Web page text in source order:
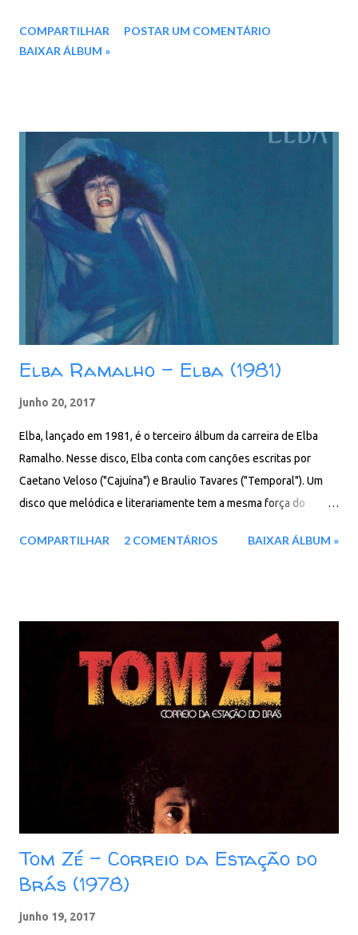
Jorge Mautner, Antonio Risério, Abel Silva, Fausto Nilo,
08. Chão Da Praça 09. Feito Muhammad Ali 10. Choro Pequenino
11. E Assim Pintou Moçambique Baixar: 80 MB - MP3 - 320 Kbps -
REMASTERIZADO pCloud - Google Drive - Box - MEGA
COMPARTILHAR
POSTAR UM COMENTÁRIO
BAIXAR ÁLBUM »
Elba Ramalho - Elba (1981)
junho 20, 2017
Elba, lançado em 1981, é o terceiro álbum da carreira de Elba
Ramalho. Nesse disco, Elba conta com canções escritas por
Caetano Veloso ("Cajuína") e Braulio Tavares ("Temporal"). Um
disco que melódica e literariamente tem a mesma força do
e mais romântico. Mais ao encontro daquilo que ela própria
02. Amanhã eu vou 03. Dono dos teus olhos 04. Oitava 05. O
pedido 06. Lua viva 07. Aquarela nordestina 08. Vem (Ser
navegador) 09. Cajuína 10. Eu queria Baixar: 63 MB - MP3 - 320
Kbps - REMASTERIZADO pCloud - Google Drive - Box - MEGA
COMPARTILHAR 2 COMENTÁRIOS BAIXAR ÁLBUM »
Tom Zé - Correio da Estação do
Brás (1978)
junho 19, 2017